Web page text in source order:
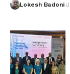
Lokesh Badoni